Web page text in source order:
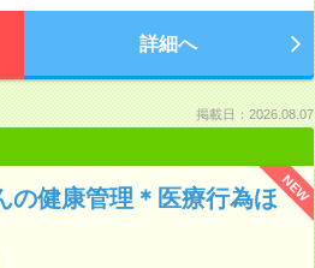
詳細へ
掲載日：2026.08.07
NEW
の健康管理＊医療行為ほ